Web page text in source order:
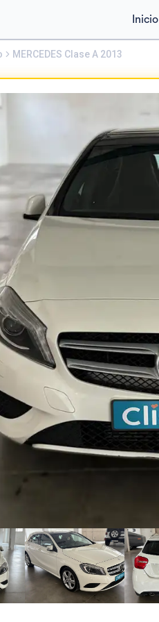
Inicio
MERCEDES Clase A 2013
DCT AMG SPORT